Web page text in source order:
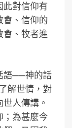
此對信仰有
會、信仰的
會、牧者進
語──神的話
解世情，對
人傳講。
；為甚麼今